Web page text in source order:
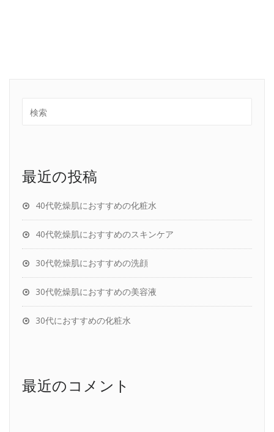
最近の投稿
40代乾燥肌におすすめの化粧水
40代乾燥肌におすすめのスキンケア
30代乾燥肌におすすめの洗顔
30代乾燥肌におすすめの美容液
30代におすすめの化粧水
最近のコメント